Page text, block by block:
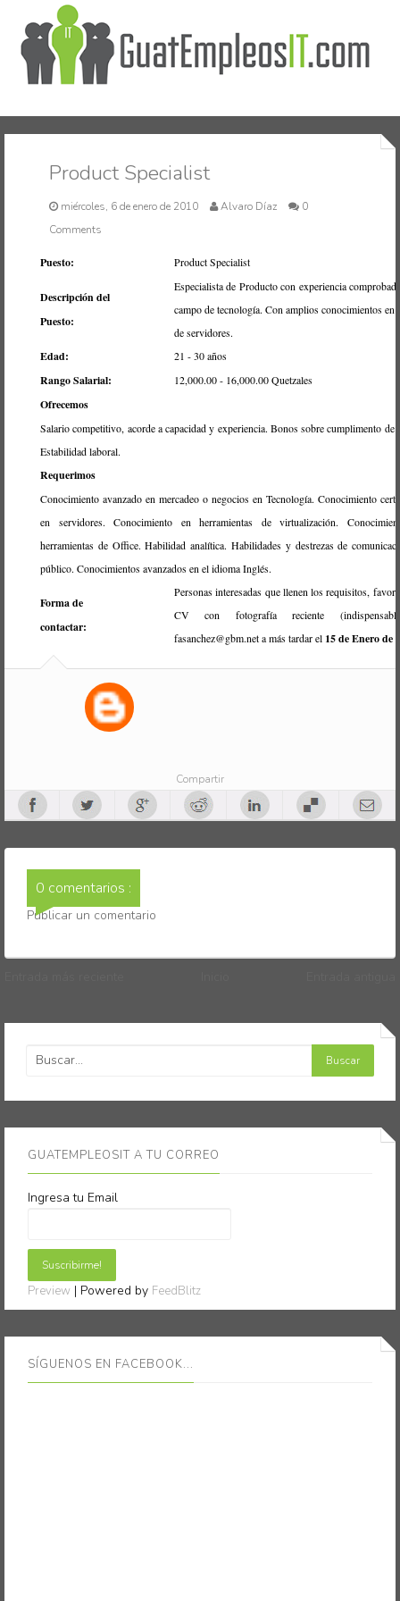
Inicio
Product Specialist
miércoles, 6 de enero de 2010 Alvaro Díaz
0
Comments
Puesto: Product Specialist
Descripción del
Puesto:
Especialista de Producto con experiencia
campo de tecnología. Con amplios conocimientos en
de servidores.
Edad: 21 - 30 años
Rango Salarial: 12,000.00 - 16,000.00 Quetzales
Ofrecemos
Salario competitivo, acorde a capacidad y experiencia. Bonos sobre cumplimento de
Estabilidad laboral.
Requerimos
Conocimiento avanzado en mercadeo o negocios en Tecnología. Conocimiento
en servidores. Conocimiento en herramientas de virtualización.
herramientas de Office. Habilidad analítica. Habilidades y destrezas de
público. Conocimientos avanzados en el idioma Inglés.
Forma de
contactar:
Personas interesadas que llenen los requisitos, favor
CV con fotografía reciente
fasanchez@gbm.net a más tardar el 15 de Enero de
Compartir
0 comentarios :
Publicar un comentario
GUATEMPLEOSIT A TU CORREO
Ingresa tu Email
Preview | Powered by FeedBlitz
SÍGUENOS EN FACEBOOK...